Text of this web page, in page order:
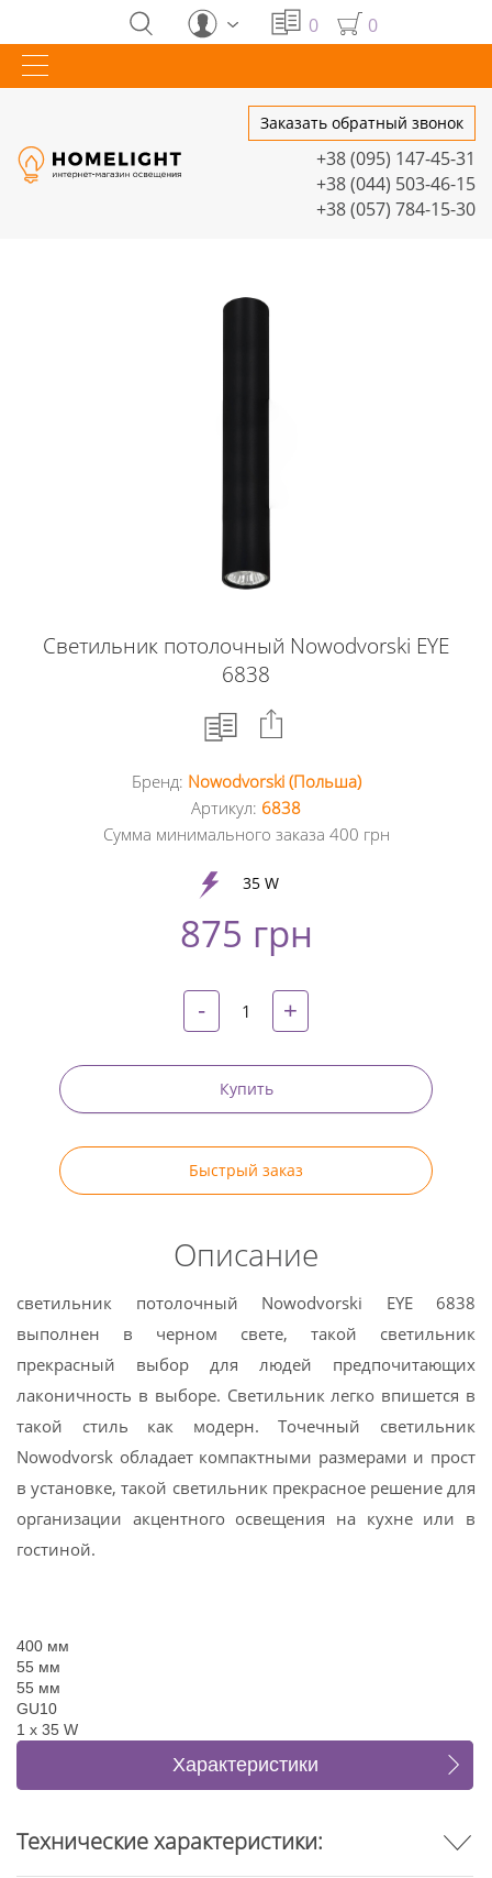
0 0
Заказать обратный звонок
+38 (095) 147-45-31
+38 (044) 503-46-15
+38 (057) 784-15-30
Светильник потолочный Nowodvorski EYE
6838
Facebook
+
Twitter
Pinterest
Бренд: Nowodvorski (Польша)
Артикул: 6838
Сумма минимального заказа 400 грн
35 W
875 грн
- +
Купить
Быстрый заказ
Описание
светильник потолочный Nowodvorski EYE 6838
выполнен в черном свете, такой светильник
прекрасный выбор для людей предпочитающих
лаконичность в выборе. Светильник легко впишется в
такой стиль как модерн. Точечный светильник
Nowodvorsk обладает компактными размерами и прост
в установке, такой светильник прекрасное решение для
организации акцентного освещения на кухне или в
гостиной.
400 мм
55 мм
55 мм
GU10
1 x 35 W
Характеристики
Отзывы
Технические характеристики: